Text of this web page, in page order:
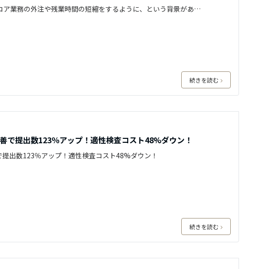
ア業務の外注や残業時間の短縮をするように、という背景があ…
続きを読む
で提出数123％アップ！適性検査コスト48%ダウン！
出数123％アップ！適性検査コスト48%ダウン！
続きを読む